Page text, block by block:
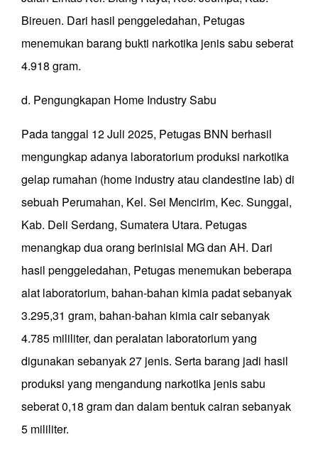
Bireuen. Dari hasil penggeledahan, Petugas
menemukan barang bukti narkotika jenis sabu seberat
4.918 gram.
d. Pengungkapan Home Industry Sabu
Pada tanggal 12 Juli 2025, Petugas BNN berhasil
mengungkap adanya laboratorium produksi narkotika
gelap rumahan (home industry atau clandestine lab) di
sebuah Perumahan, Kel. Sei Mencirim, Kec. Sunggal,
Kab. Deli Serdang, Sumatera Utara. Petugas
menangkap dua orang berinisial MG dan AH. Dari
hasil penggeledahan, Petugas menemukan beberapa
alat laboratorium, bahan-bahan kimia padat sebanyak
3.295,31 gram, bahan-bahan kimia cair sebanyak
4.785 mililiter, dan peralatan laboratorium yang
digunakan sebanyak 27 jenis. Serta barang jadi hasil
produksi yang mengandung narkotika jenis sabu
seberat 0,18 gram dan dalam bentuk cairan sebanyak
5 mililiter.